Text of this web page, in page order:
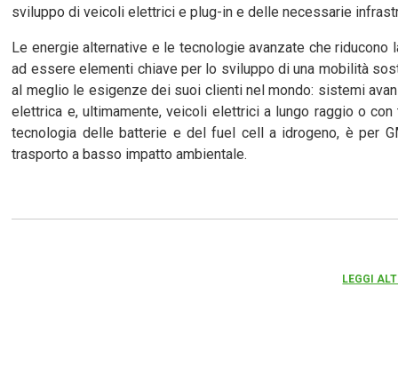
sviluppo di veicoli elettrici e plug-in e delle necessarie
Le energie alternative e le tecnologie avanzate che
ad essere elementi chiave per lo sviluppo di una mobilità
al meglio le esigenze dei suoi clienti nel mondo: sistemi
elettrica e, ultimamente, veicoli elettrici a lungo raggio o
tecnologia delle batterie e del fuel cell a idrogeno, è per
trasporto a basso impatto ambientale.
LEGGI